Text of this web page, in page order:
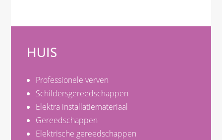
HUIS
Professionele verven
Schildersgereedschappen
Elektra installatiemateriaal
Gereedschappen
Elektrische gereedschappen